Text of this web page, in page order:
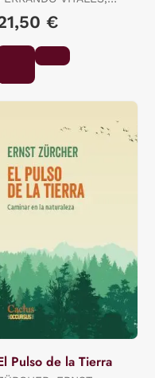
ISMAEL
€
Pulso de la Tierra